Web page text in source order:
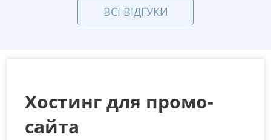
ВСІ ВІДГУКИ
Хостинг для промо-
сайта